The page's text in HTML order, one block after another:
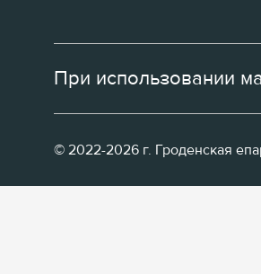
При использовании
© 2022-2026 г. Гроденская